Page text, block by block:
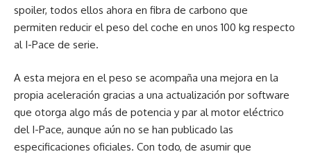
spoiler, todos ellos ahora en fibra de carbono que
permiten reducir el peso del coche en unos 100 kg respecto
al I-Pace de serie.
A esta mejora en el peso se acompaña una mejora en la
propia aceleración gracias a una actualización por software
que otorga algo más de potencia y par al motor eléctrico
del I-Pace, aunque aún no se han publicado las
especificaciones oficiales. Con todo, de asumir que